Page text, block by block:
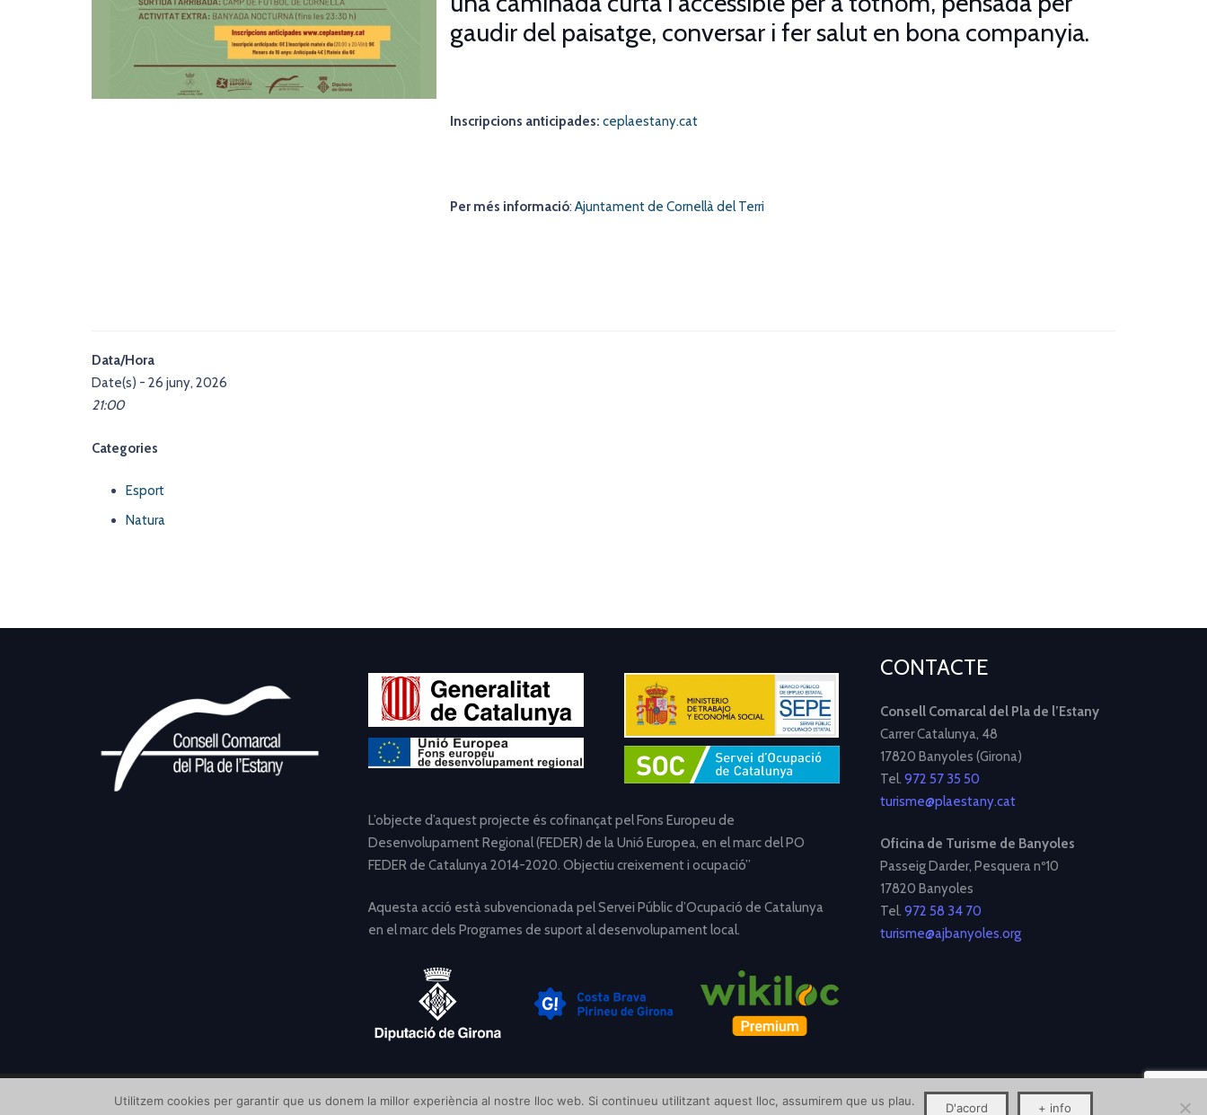
gaudir del paisatge, conversar i fer salut en bona companyia.
Inscripcions anticipades: ceplaestany.cat
Per més informació: Ajuntament de Cornellà del Terri
Data/Hora
Date(s) - 26 juny, 2026
21:00
Categories
Esport
Natura
L’objecte d’aquest projecte és cofinançat pel Fons Europeu de
Desenvolupament Regional (FEDER) de la Unió Europea, en el marc del PO
FEDER de Catalunya 2014-2020. Objectiu creixement i ocupació”
Aquesta acció està subvencionada pel Servei Públic d’Ocupació de Catalunya
en el marc dels Programes de suport al desenvolupament local.
CONTACTE
Consell Comarcal del Pla de l’Estany
Carrer Catalunya, 48
17820 Banyoles (Girona)
Tel. 972 57 35 50
turisme@plaestany.cat
Oficina de Turisme de Banyoles
Passeig Darder, Pesquera nº10
17820 Banyoles
Tel. 972 58 34 70
turisme@ajbanyoles.org
Utilitzem cookies per garantir que us donem la millor experiència al nostre lloc web. Si continueu utilitzant aquest lloc, assumirem que us plau. D'acord + info